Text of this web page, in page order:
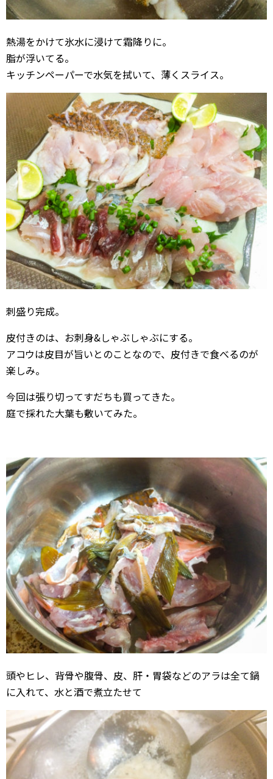
熱湯をかけて氷水に浸けて霜降りに。
脂が浮いてる。
キッチンペーパーで水気を拭いて、薄くスライス。
刺盛り完成。
皮付きのは、お刺身&しゃぶしゃぶにする。
アコウは皮目が旨いとのことなので、皮付きで食べるのが
楽しみ。
今回は張り切ってすだちも買ってきた。
庭で採れた大葉も敷いてみた。
頭やヒレ、背骨や腹骨、皮、肝・胃袋などのアラは全て鍋
に入れて、水と酒で煮立たせて